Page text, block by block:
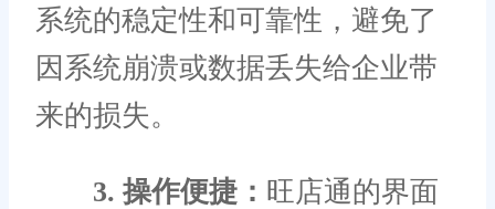
系统的稳定性和可靠性，避免了
因系统崩溃或数据丢失给企业带
来的损失。
3. 操作便捷： 旺店通的界面